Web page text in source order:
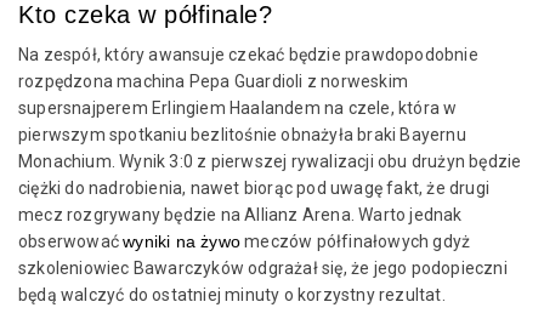
Kto czeka w półfinale?
Na zespół, który awansuje czekać będzie prawdopodobnie
rozpędzona machina Pepa Guardioli z norweskim
supersnajperem Erlingiem Haalandem na czele, która w
pierwszym spotkaniu bezlitośnie obnażyła braki Bayernu
Monachium. Wynik 3:0 z pierwszej rywalizacji obu drużyn będzie
ciężki do nadrobienia, nawet biorąc pod uwagę fakt, że drugi
mecz rozgrywany będzie na Allianz Arena. Warto jednak
obserwowaćwyniki na żywomeczów półfinałowych gdyż
szkoleniowiec Bawarczyków odgrażał się, że jego podopieczni
będą walczyć do ostatniej minuty o korzystny rezultat.